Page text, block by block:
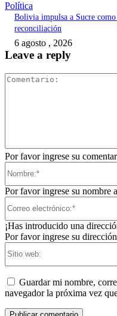
Política
Bolivia impulsa a Sucre
reconciliación
6 agosto , 2026
Leave a reply
Por favor ingrese su
Por favor ingrese su nombre
¡Has introducido una
Por favor ingrese su
Guardar mi nombre,
navegador la próxima vez